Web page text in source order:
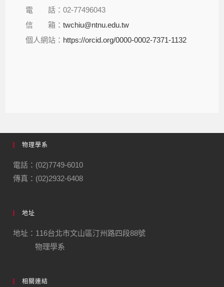
電 話：02-77496043
信 箱：twchiu@ntnu.edu.tw
個人網站： https://orcid.org/0000-0002-7371-1132
物理學系
電話：(02)7749-6010
傳真：(02)2932-6408
地址
地址：116台北市文山區汀州路四段88號
物理學系
相關連結